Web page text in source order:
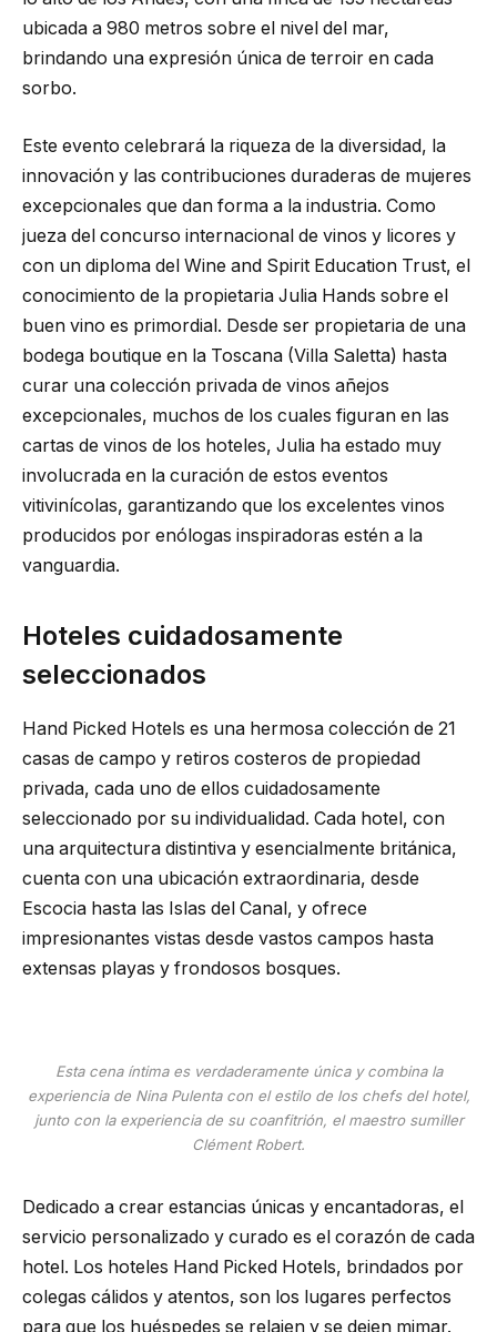
ubicada a 980 metros sobre el nivel del mar,
brindando una expresión única de terroir en cada
sorbo.
Este evento celebrará la riqueza de la diversidad, la
innovación y las contribuciones duraderas de mujeres
excepcionales que dan forma a la industria. Como
jueza del concurso internacional de vinos y licores y
con un diploma del Wine and Spirit Education Trust, el
conocimiento de la propietaria Julia Hands sobre el
buen vino es primordial. Desde ser propietaria de una
bodega boutique en la Toscana (Villa Saletta) hasta
curar una colección privada de vinos añejos
excepcionales, muchos de los cuales figuran en las
cartas de vinos de los hoteles, Julia ha estado muy
involucrada en la curación de estos eventos
vitivinícolas, garantizando que los excelentes vinos
producidos por enólogas inspiradoras estén a la
vanguardia.
Hoteles cuidadosamente
seleccionados
Hand Picked Hotels es una hermosa colección de 21
casas de campo y retiros costeros de propiedad
privada, cada uno de ellos cuidadosamente
seleccionado por su individualidad. Cada hotel, con
una arquitectura distintiva y esencialmente británica,
cuenta con una ubicación extraordinaria, desde
Escocia hasta las Islas del Canal, y ofrece
impresionantes vistas desde vastos campos hasta
extensas playas y frondosos bosques.
Esta cena íntima es verdaderamente única y combina la
experiencia de Nina Pulenta con el estilo de los chefs del hotel,
junto con la experiencia de su coanfitrión, el maestro sumiller
Clément Robert.
Dedicado a crear estancias únicas y encantadoras, el
servicio personalizado y curado es el corazón de cada
hotel. Los hoteles Hand Picked Hotels, brindados por
colegas cálidos y atentos, son los lugares perfectos
para que los huéspedes se relajen y se dejen mimar.